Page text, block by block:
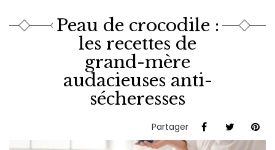
Peau de crocodile :
les recettes de
grand-mère
audacieuses anti-
sécheresses
Partager